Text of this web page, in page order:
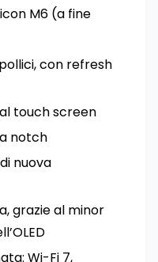
M6 (a fine
pollici, con refresh
touch screen
notch
nuova
grazie al minor
Wi-Fi 7,